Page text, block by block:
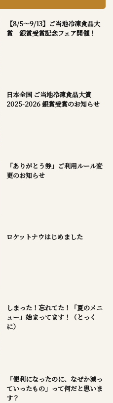
【8/5～9/13】ご当地冷凍食品大
賞 銀賞受賞記念フェア開催！
日本全国 ご当地冷凍食品大賞
2025-2026 銀賞受賞のお知らせ
「ありがとう券」ご利用ルール変
更のお知らせ
ロケットナウはじめました
しまった！忘れてた！「夏のメニ
ュー」始まってます！（とっく
に）
「便利になったのに、なぜか減っ
ていったもの」って何だと思いま
す？